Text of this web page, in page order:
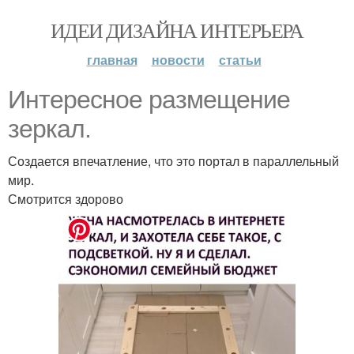
ИДЕИ ДИЗАЙНА ИНТЕРЬЕРА
главная новости статьи
Интересное размещение
зеркал.
Создается впечатление, что это портал в параллельный
мир.
Смотрится здорово